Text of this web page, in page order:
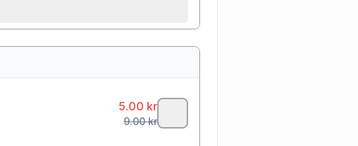
5.00 kr
9.00kr